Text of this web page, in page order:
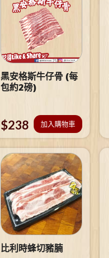
黑安格斯牛仔骨 (每
包約2磅)
$238 加入購物車
比利時蜂切豬腩